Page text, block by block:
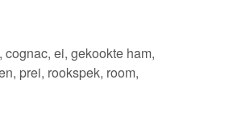
ei, gekookte ham,
prei, rookspek, room,